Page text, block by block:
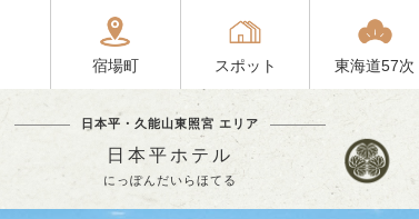
宿場町 スポット 東海道57次
日本平・久能山東照宮 エリア
日本平ホテル
にっぽんだいらほてる